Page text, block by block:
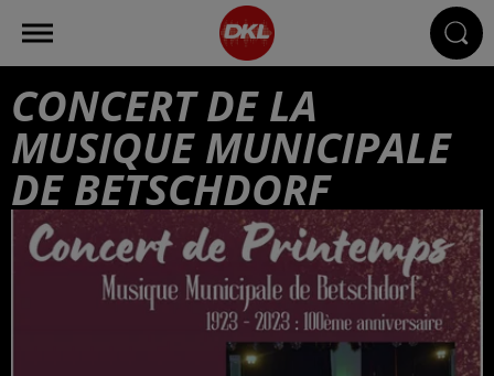
CONCERT DE LA
MUSIQUE MUNICIPALE
DE BETSCHDORF